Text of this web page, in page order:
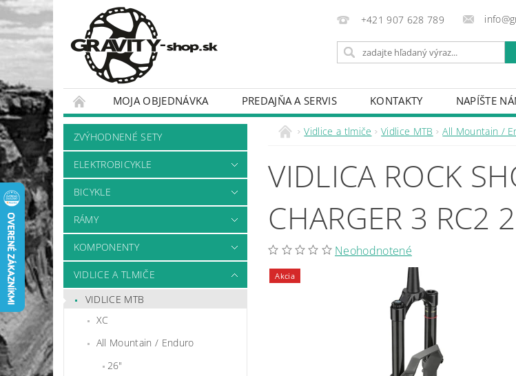
+421 907 628 789
MOJA OBJEDNÁVKA PREDAJŇA A SERVIS KONTAKTY NAPÍŠTE
BICYKLE
RÁMY
ZVÝHODNENÉ SETY
ELEKTROBICYKLE
BICYKLE
RÁMY
KOMPONENTY
VIDLICE A TLMIČE
VIDLICE MTB
XC
All Mountain / Enduro
26"
Vidlice a tlmiče Vidlice MTB All Mountain /
VIDLICA ROCK
CHARGER 3 RC2
Neohodnotené
Akcia